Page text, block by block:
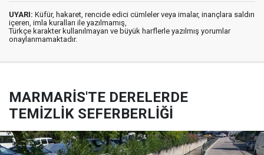
UYARI: Küfür, hakaret, rencide edici cümleler veya imalar, inançlara saldırı
içeren, imla kuralları ile yazılmamış,
Türkçe karakter kullanılmayan ve büyük harflerle yazılmış yorumlar
onaylanmamaktadır.
MARMARİS'TE DERELERDE
TEMİZLİK SEFERBERLİĞİ